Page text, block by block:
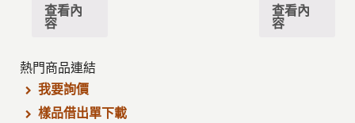
查看內
容
查看內
容
熱門商品連結
我要詢價
樣品借出單下載